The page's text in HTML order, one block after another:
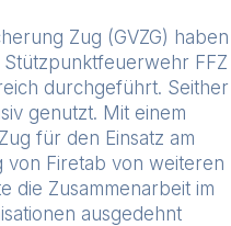
Zug (GVZG) haben
FFZ
durchgeführt. Seither
genutzt. Mit einem
für den Einsatz am
von Firetab von weiteren
die Zusammenarbeit im
ausgedehnt